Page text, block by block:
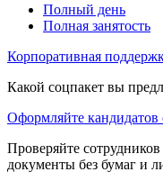
Полный день
Полная занятость
Корпоративная
Какой соцпакет вы
Оформляйте кандидатов
Проверяйте
документы без бумаг и